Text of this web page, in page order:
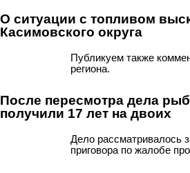
О ситуации с топливом
Касимовского округа
Публикуем также
региона.
После пересмотра дела
получили 17 лет на двоих
Дело рассматривалось
приговора по жалобе